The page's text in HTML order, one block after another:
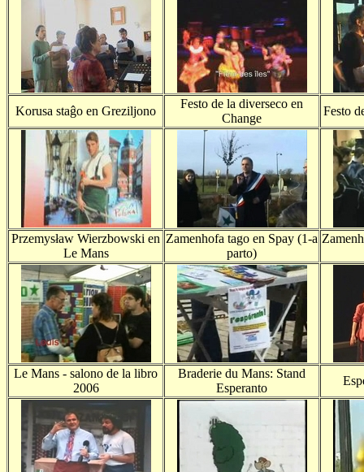
Korusa staĝo en Greziljono
Festo de la diverseco en
Change
Festo
Przemysław Wierzbowski en
Le Mans
Zamenhofa tago en Spay (1-a
parto)
Le Mans - salono de la libro
2006
Braderie du Mans: Stand
Esperanto